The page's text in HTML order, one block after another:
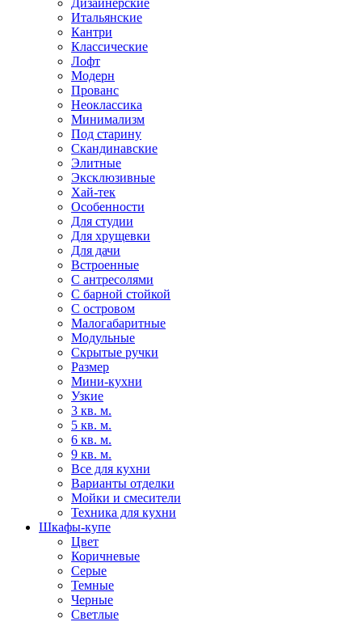
Дизайнерские
Итальянские
Кантри
Классические
Лофт
Модерн
Прованс
Неоклассика
Минимализм
Под старину
Скандинавские
Элитные
Эксклюзивные
Хай-тек
Особенности
Для студии
Для хрущевки
Для дачи
Встроенные
С антресолями
С барной стойкой
С островом
Малогабаритные
Модульные
Скрытые ручки
Размер
Мини-кухни
Узкие
3 кв. м.
5 кв. м.
6 кв. м.
9 кв. м.
Все для кухни
Варианты отделки
Мойки и смесители
Техника для кухни
Шкафы-купе
Цвет
Коричневые
Серые
Темные
Черные
Светлые